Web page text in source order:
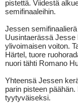
pistettä. Viidestä
semifinaaleihin.
Jessen
Uusintaerässä Jesse
ylivoimaisen voiton.
Härtel, tuore
nuori tähti Romano
Yhteensä Jessen
parin pisteen
tyytyväiseksi.